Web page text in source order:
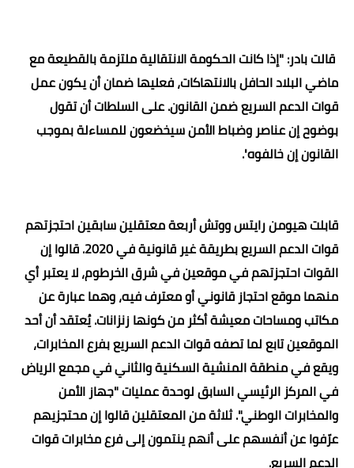
قالت بادر: "إذا كانت الحكومة الانتقالية ملتزمة بالقطيعة مع
ماضي البلاد الحافل بالانتهاكات، فعليها ضمان أن يكون عمل
قوات الدعم السريع ضمن القانون. على السلطات أن تقول
بوضوح إن عناصر وضباط الأمن سيخضعون للمساءلة بموجب
القانون إن خالفوه".
قابلت هيومن رايتس ووتش أربعة معتقلين سابقين احتجزتهم
قوات الدعم السريع بطريقة غير قانونية في 2020. قالوا إن
القوات احتجزتهم في موقعين في شرق الخرطوم، لا يعتبر أي
منهما موقع احتجاز قانوني أو معترف فيه، وهما عبارة عن
مكاتب ومساحات معيشة أكثر من كونها زنزانات. يُعتقد أن أحد
الموقعين تابع لما تصفه قوات الدعم السريع بفرع المخابرات،
ويقع في منطقة المنشية السكنية والثاني في مجمع الرياض
في المركز الرئيسي السابق لوحدة عمليات "جهاز الأمن
والمخابرات الوطني". ثلاثة من المعتقلين قالوا إن محتجزيهم
عرّفوا عن أنفسهم على أنهم ينتمون إلى فرع مخابرات قوات
الدعم السريع.